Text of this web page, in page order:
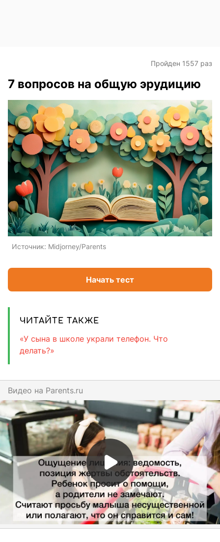
Пройден 1557 раз
7 вопросов на общую эрудицию
Источник: Midjorney/Parents
Начать тест
ЧИТАЙТЕ ТАКЖЕ
«У сына в школе украли телефон. Что
делать?»
Видео на parents.ru